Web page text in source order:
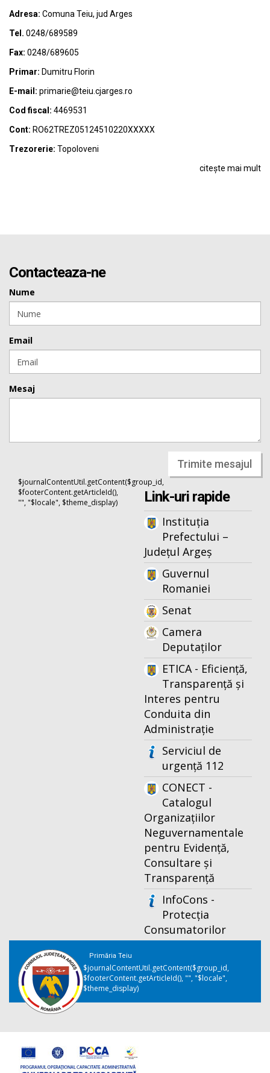
Adresa: Comuna Teiu, jud Arges
Tel. 0248/689589
Fax: 0248/689605
Primar: Dumitru Florin
E-mail: primarie@teiu.cjarges.ro
Cod fiscal: 4469531
Cont: RO62TREZ05124510220XXXXX
Trezorerie: Topoloveni
citește mai mult
Contacteaza-ne
Nume
Email
Mesaj
Trimite mesajul
$journalContentUtil.getContent($group_id,
$footerContent.getArticleId(),
"", "$locale", $theme_display)
Link-uri rapide
Instituția
Prefectului –
Județul Argeș
Guvernul
Romaniei
Senat
Camera
Deputaților
ETICA - Eficiență,
Transparență și
Interes pentru
Conduita din
Administrație
Serviciul de
urgență 112
CONECT -
Catalogul
Organizațiilor
Neguvernamentale
pentru Evidență,
Consultare și
Transparență
InfoCons -
Protecția
Consumatorilor
Primăria Teiu
$journalContentUtil.getContent($group_id,
$footerContent.getArticleId(), "", "$locale",
$theme_display)